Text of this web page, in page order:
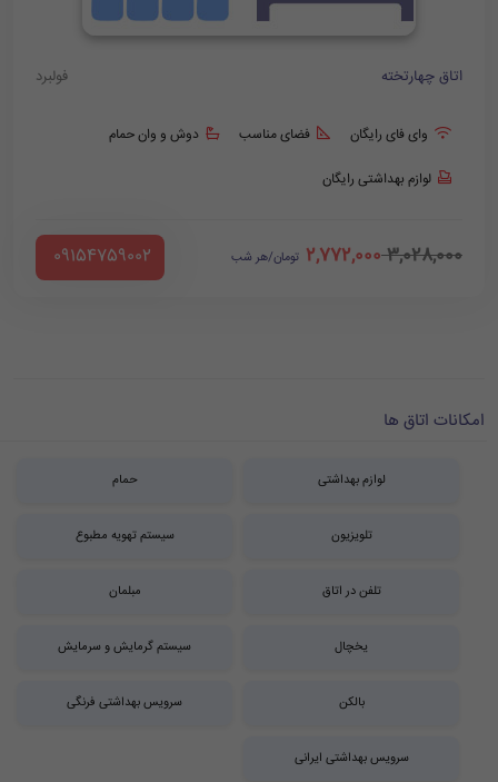
اتاق چهارتخته فولبرد
وای فای رایگان فضای مناسب دوش و وان حمام
لوازم بهداشتی رایگان
3,028,000
2,772,000 تومان/هر شب ‪ 09154759002
امکانات اتاق ها
لوازم بهداشتی حمام
تلویزیون سیستم تهویه مطبوع
تلفن در اتاق مبلمان
یخچال سیستم گرمایش و سرمایش
بالکن سرویس بهداشتی فرنگی
سرویس بهداشتی ایرانی